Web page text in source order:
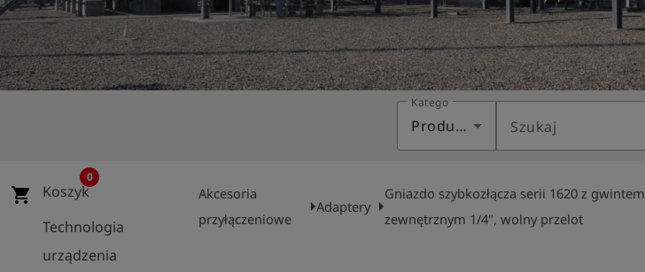
shieldRejestracja
Kategoria
Produkty Szukaj
shopping_cart Koszyk
0
Technologia
urządzenia
Akcesoria
przyłączeniowe
arrow_rightAdapteryarrow_right
Gniazdo szybkozłącza serii 1620 z gwintem
zewnętrznym 1/4", wolny przelot